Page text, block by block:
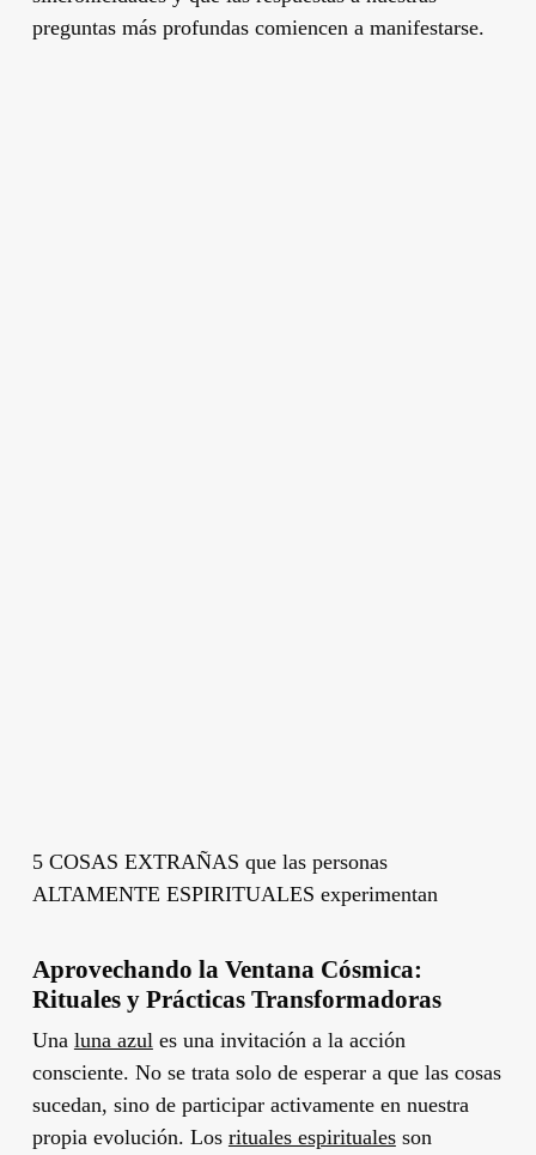
preguntas más profundas comiencen a manifestarse.
5 COSAS EXTRAÑAS que las personas
ALTAMENTE ESPIRITUALES experimentan
Aprovechando la Ventana Cósmica:
Rituales y Prácticas Transformadoras
Una luna azul es una invitación a la acción
consciente. No se trata solo de esperar a que las cosas
sucedan, sino de participar activamente en nuestra
propia evolución. Los rituales espiritualesson